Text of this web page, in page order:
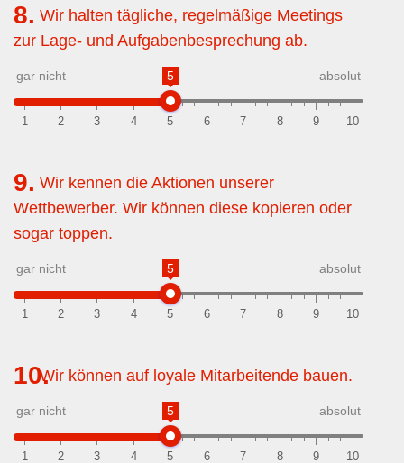
8. Wir halten tägliche, regelmäßige Meetings
zur Lage- und Aufgabenbesprechung ab.
5
1 2 3 4 5 6 7 8 9 10
gar nicht absolut
9. Wir kennen die Aktionen unserer
Wettbewerber. Wir können diese kopieren oder
sogar toppen.
5
1 2 3 4 5 6 7 8 9 10
gar nicht absolut
10.Wir können auf loyale Mitarbeitende bauen.
5
1 2 3 4 5 6 7 8 9 10
gar nicht absolut